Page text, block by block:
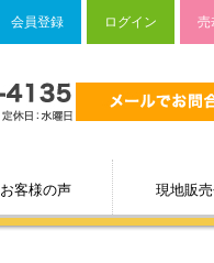
会員登録 ログイン 売
お客様の声 現地販